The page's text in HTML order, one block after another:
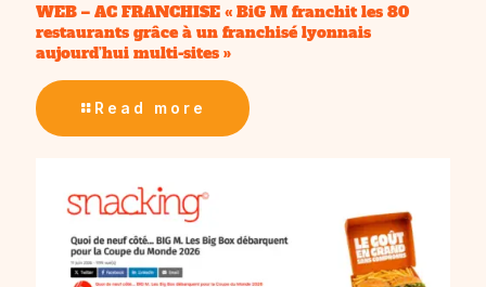
WEB – AC FRANCHISE « BiG M franchit les 80
restaurants grâce à un franchisé lyonnais
aujourd’hui multi-sites »
Read more